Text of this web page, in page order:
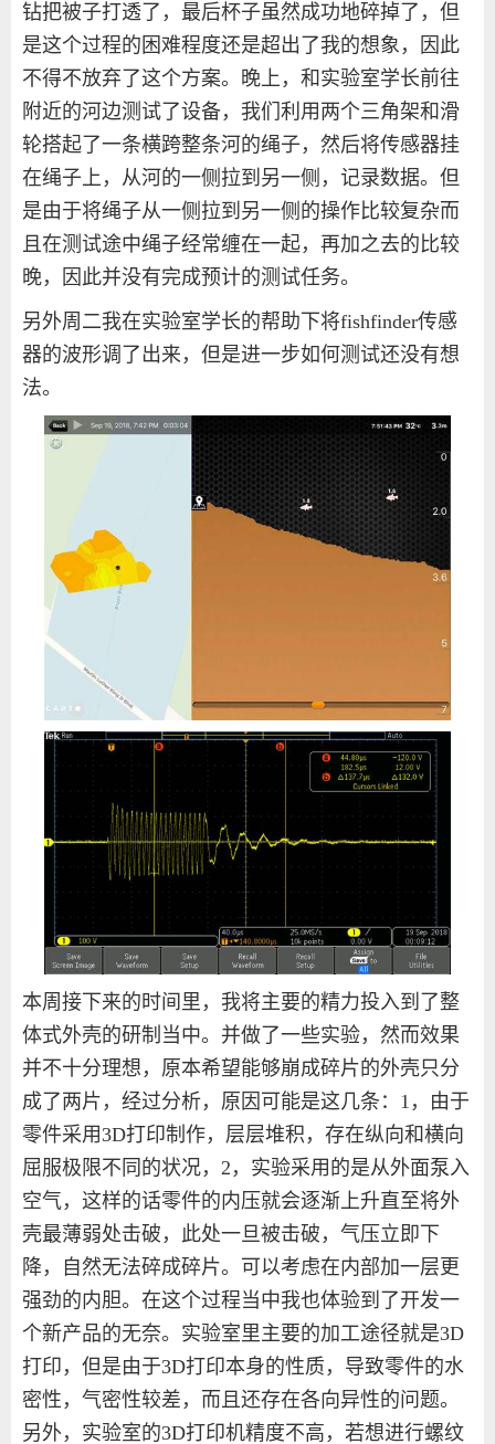
钻把被子打透了，最后杯子虽然成功地碎掉了，但
是这个过程的困难程度还是超出了我的想象，因此
不得不放弃了这个方案。晚上，和实验室学长前往
附近的河边测试了设备，我们利用两个三角架和滑
轮搭起了一条横跨整条河的绳子，然后将传感器挂
在绳子上，从河的一侧拉到另一侧，记录数据。但
是由于将绳子从一侧拉到另一侧的操作比较复杂而
且在测试途中绳子经常缠在一起，再加之去的比较
晚，因此并没有完成预计的测试任务。
另外周二我在实验室学长的帮助下将fishfinder传感
器的波形调了出来，但是进一步如何测试还没有想
法。
本周接下来的时间里，我将主要的精力投入到了整
体式外壳的研制当中。并做了一些实验，然而效果
并不十分理想，原本希望能够崩成碎片的外壳只分
成了两片，经过分析，原因可能是这几条： 1 ，由于
零件采用3D打印制作，层层堆积，存在纵向和横向
屈服极限不同的状况， 2 ，实验采用的是从外面泵入
空气，这样的话零件的内压就会逐渐上升直至将外
壳最薄弱处击破，此处一旦被击破，气压立即下
降，自然无法碎成碎片。可以考虑在内部加一层更
强劲的内胆。在这个过程当中我也体验到了开发一
个新产品的无奈。实验室里主要的加工途径就是3D
打印，但是由于3D打印本身的性质，导致零件的水
密性，气密性较差，而且还存在各向异性的问题。
另外，实验室的3D打印机精度不高，若想进行螺纹